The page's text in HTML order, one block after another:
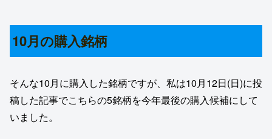
10月の購入銘柄
そんな10月に購入した銘柄ですが、私は10月12日(日)に投
稿した記事でこちらの5銘柄を今年最後の購入候補にして
いました。